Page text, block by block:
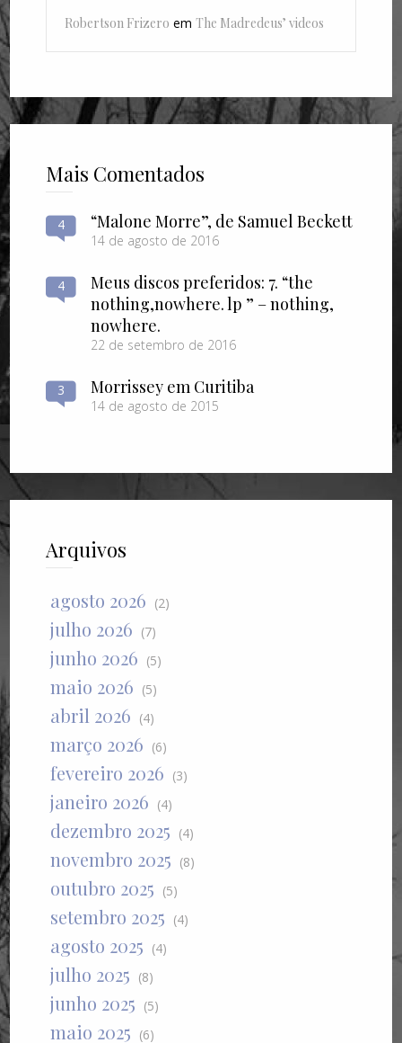
Robertson Frizero emThe Madredeus’ videos
Mais Comentados
4 “Malone Morre”, de Samuel Beckett
14 de agosto de 2016
4
Meus discos preferidos: 7. “the
nothing​,​nowhere. lp ” – nothing​,​
nowhere.
22 de setembro de 2016
3 Morrissey em Curitiba
14 de agosto de 2015
Arquivos
agosto 2026 (2)
julho 2026 (7)
junho 2026 (5)
maio 2026 (5)
abril 2026 (4)
março 2026 (6)
fevereiro 2026 (3)
janeiro 2026 (4)
dezembro 2025 (4)
novembro 2025 (8)
outubro 2025 (5)
setembro 2025 (4)
agosto 2025 (4)
julho 2025 (8)
junho 2025 (5)
maio 2025 (6)